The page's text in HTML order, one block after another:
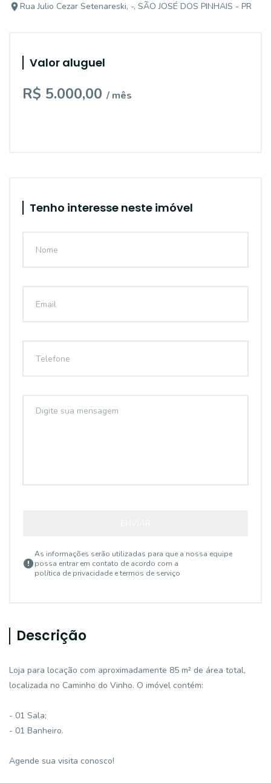
Rua Julio Cezar Setenareski, -, SÃO JOSÉ DOS PINHAIS - PR
Valor aluguel
R$ 5.000,00 / mês
Tenho interesse neste imóvel
As informações serão utilizadas para que a nossa equipe
possa entrar em contato de acordo com a
política de privacidade e termos de serviço
Descrição
Loja para locação com aproximadamente 85 m² de área total,
localizada no Caminho do Vinho. O imóvel contém:
- 01 Sala;
- 01 Banheiro.
Agende sua visita conosco!